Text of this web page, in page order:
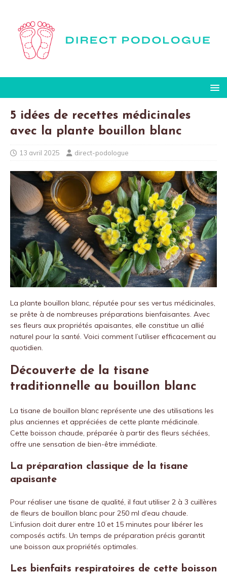
5 idées de recettes médicinales
avec la plante bouillon blanc
13 avril 2025 direct-podologue
La plante bouillon blanc, réputée pour ses vertus médicinales,
se prête à de nombreuses préparations bienfaisantes. Avec
ses fleurs aux propriétés apaisantes, elle constitue un allié
naturel pour la santé. Voici comment l’utiliser efficacement au
quotidien.
Découverte de la tisane
traditionnelle au bouillon blanc
La tisane de bouillon blanc représente une des utilisations les
plus anciennes et appréciées de cette plante médicinale.
Cette boisson chaude, préparée à partir des fleurs séchées,
offre une sensation de bien-être immédiate.
La préparation classique de la tisane
apaisante
Pour réaliser une tisane de qualité, il faut utiliser 2 à 3 cuillères
de fleurs de bouillon blanc pour 250 ml d’eau chaude.
L’infusion doit durer entre 10 et 15 minutes pour libérer les
composés actifs. Un temps de préparation précis garantit
une boisson aux propriétés optimales.
Les bienfaits respiratoires de cette boisson